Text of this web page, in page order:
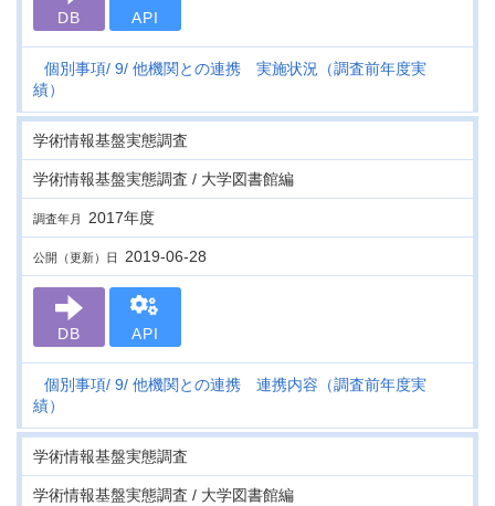
DB API
個別事項 9 他機関との連携 実施状況（調査前年度実
績）
学術情報基盤実態調査
学術情報基盤実態調査 / 大学図書館編
調査年月 2017年度
公開（更新）日 2019-06-28
DB API
個別事項 9 他機関との連携 連携内容（調査前年度実
績）
学術情報基盤実態調査
学術情報基盤実態調査 / 大学図書館編